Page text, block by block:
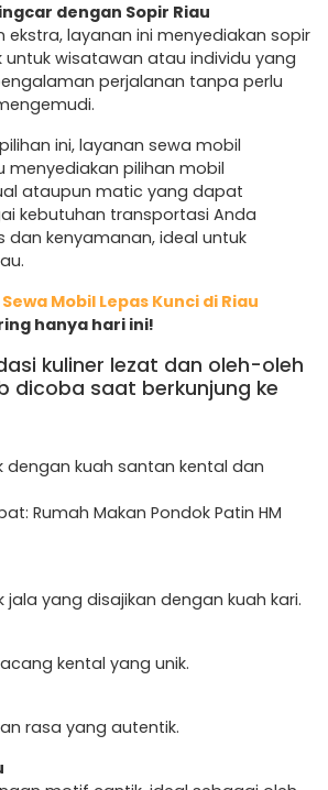
dengan Sopir Riau
ekstra, layanan ini menyediakan sopir
untuk wisatawan atau individu yang
perjalanan tanpa perlu
ini, layanan sewa mobil
menyediakan pilihan mobil
ataupun matic yang dapat
kebutuhan transportasi Anda
dan kenyamanan, ideal untuk
Sewa Mobil Lepas Kunci di Riau
hanya hari ini!
kuliner lezat dan oleh-oleh
dicoba saat berkunjung ke
dengan kuah santan kental dan
Rumah Makan Pondok Patin HM
jala yang disajikan dengan kuah kari.
kental yang unik.
rasa yang autentik.